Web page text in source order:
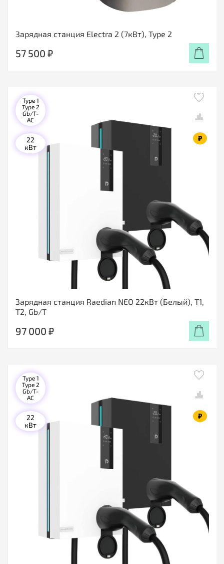
Зарядная станция Electra 2 (7кВт), Type 2
57 500 ₽
Зарядная станция Raedian NEO 22кВт (Белый), T1,
T2, Gb/T
₽
Type 1
Type 2
Gb/T-
AC
22
кВт
97 000 ₽
₽
Type 1
Type 2
Gb/T-
AC
22
кВт